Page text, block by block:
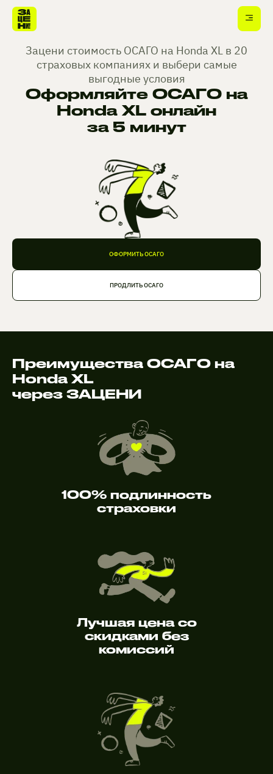
Зацени стоимость ОСАГО на Honda XL в 20
страховых компаниях и выбери самые
выгодные условия
Оформляйте ОСАГО на
Honda XL онлайн
за 5 минут
ОФОРМИТЬ ОСАГО
ПРОДЛИТЬ ОСАГО
Преимущества ОСАГО на
Honda XL
через ЗАЦЕНИ
100% подлинность
страховки
Лучшая цена со
скидками без
комиссий